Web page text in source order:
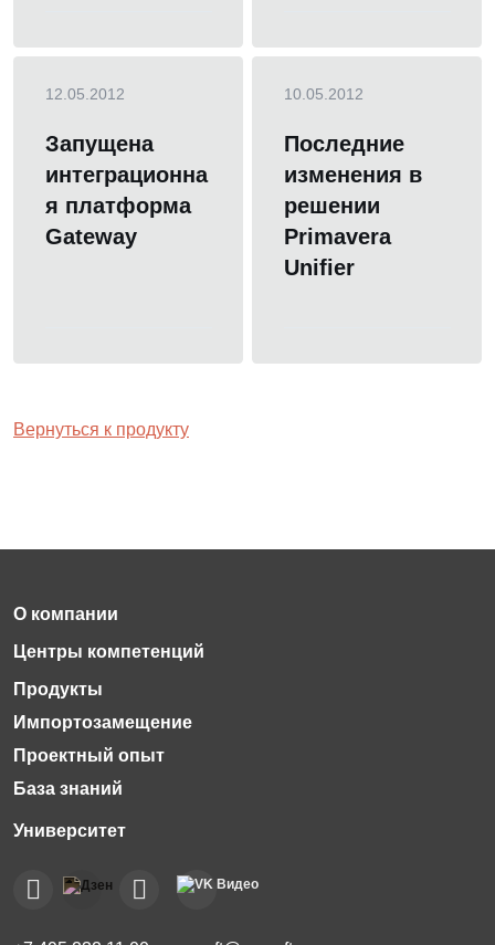
12.05.2012
Запущена
интеграционна
я платформа
Gateway
10.05.2012
Последние
изменения в
решении
Primavera
Unifier
Вернуться к продукту
Импортозамещение
Проектный опыт
База знаний